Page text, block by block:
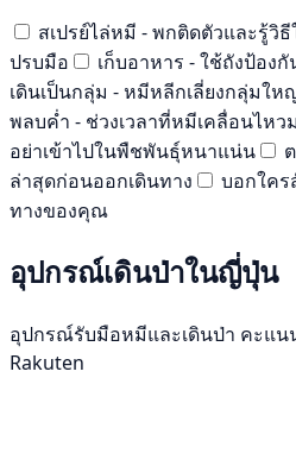
สเปรย์ไล่หมี - พกติดตัวและรู้วิ
ปรบมือ
เก็บอาหาร - ใช้ถังป้อง
เดินเป็นกลุ่ม - หมีหลีกเลี่ยงกลุ่มให
พลบค่ำ - ช่วงเวลาที่หมีเคลื่อนไห
อย่าเข้าไปในพืชพันธุ์หนาแน่น
ล่าสุดก่อนออกเดินทาง
บอกใคร
ทางของคุณ
อุปกรณ์เดินป่าในญี่ปุ่น
อุปกรณ์รับมือหมีและเดินป่า คะแน
Rakuten